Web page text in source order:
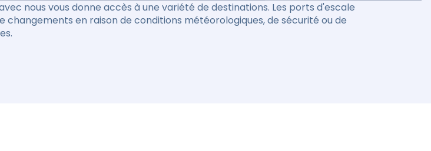
nous vous donne accès à une variété de destinations. Les ports d'escale
changements en raison de conditions météorologiques, de sécurité ou de